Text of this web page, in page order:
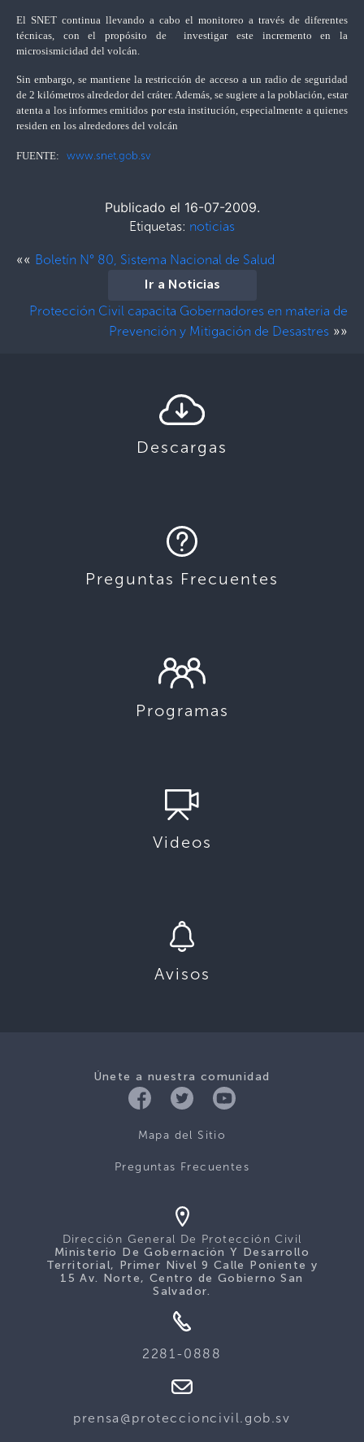
El SNET continua llevando a cabo el monitoreo a través de diferentes
técnicas, con el propósito de investigar este incremento en la
microsismicidad del volcán.
Sin embargo, se mantiene la restricción de acceso a un radio de seguridad
de 2 kilómetros alrededor del cráter. Además, se sugiere a la población, estar
atenta a los informes emitidos por esta institución, especialmente a quienes
residen en los alrededores del volcán
FUENTE: www.snet.gob.sv
Publicado el 16-07-2009.
Etiquetas: noticias
«« Boletín N° 80, Sistema Nacional de Salud
Ir a Noticias
Protección Civil capacita Gobernadores en materia de
Prevención y Mitigación de Desastres »»
Descargas
Preguntas Frecuentes
Programas
Videos
Avisos
Únete a nuestra comunidad
Mapa del Sitio
Preguntas Frecuentes
Dirección General De Protección Civil
Ministerio De Gobernación Y Desarrollo
Territorial, Primer Nivel 9 Calle Poniente y
15 Av. Norte, Centro de Gobierno San
Salvador.
2281-0888
prensa@proteccioncivil.gob.sv